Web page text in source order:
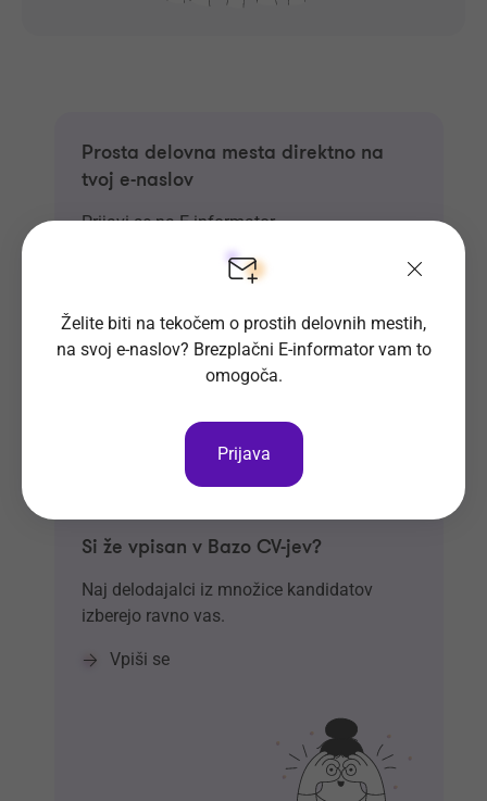
Prosta delovna mesta direktno na
tvoj e-naslov
Prijavi se na E-informator.
Si že vpisan v Bazo CV-jev?
Naj delodajalci iz množice kandidatov
izberejo ravno vas.
Vpiši se
Želite biti na tekočem o prostih delovnih mestih,
na svoj e-naslov? Brezplačni E-informator vam to
omogoča.
Prijava